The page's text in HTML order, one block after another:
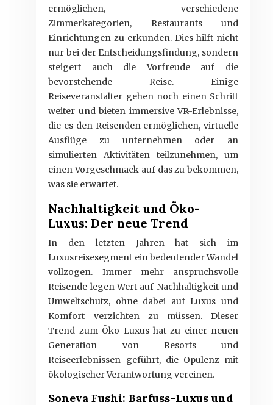
ermöglichen, verschiedene
Zimmerkategorien, Restaurants und
Einrichtungen zu erkunden. Dies hilft nicht
nur bei der Entscheidungsfindung, sondern
steigert auch die Vorfreude auf die
bevorstehende Reise. Einige
Reiseveranstalter gehen noch einen Schritt
weiter und bieten immersive VR-Erlebnisse,
die es den Reisenden ermöglichen, virtuelle
Ausflüge zu unternehmen oder an
simulierten Aktivitäten teilzunehmen, um
einen Vorgeschmack auf das zu bekommen,
was sie erwartet.
Nachhaltigkeit und Öko-
Luxus: Der neue Trend
In den letzten Jahren hat sich im
Luxusreisesegment ein bedeutender Wandel
vollzogen. Immer mehr anspruchsvolle
Reisende legen Wert auf Nachhaltigkeit und
Umweltschutz, ohne dabei auf Luxus und
Komfort verzichten zu müssen. Dieser
Trend zum Öko-Luxus hat zu einer neuen
Generation von Resorts und
Reiseerlebnissen geführt, die Opulenz mit
ökologischer Verantwortung vereinen.
Soneva Fushi: Barfuss-Luxus und